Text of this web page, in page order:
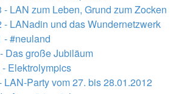
LAN zum Leben, Grund zum Zocken
LANadin und das Wundernetzwerk
#neuland
große Jubiläum
Elektrolympics
Party vom 27. bis 28.01.2012